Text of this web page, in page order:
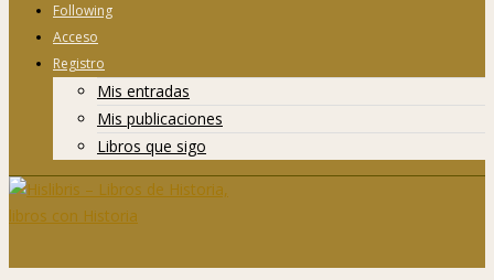
Following
Acceso
Registro
Mis entradas
Mis publicaciones
Libros que sigo